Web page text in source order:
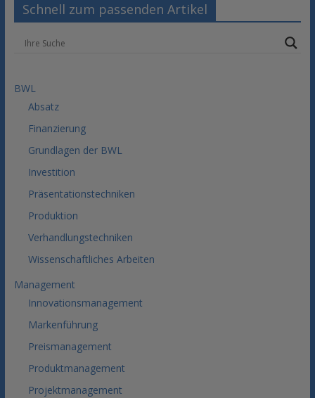
Schnell zum passenden Artikel
BWL
Absatz
Finanzierung
Grundlagen der BWL
Investition
Präsentationstechniken
Produktion
Verhandlungstechniken
Wissenschaftliches Arbeiten
Management
Innovationsmanagement
Markenführung
Preismanagement
Produktmanagement
Projektmanagement